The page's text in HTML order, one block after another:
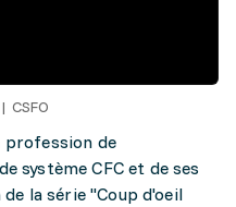
CSFO
profession de
système CFC et de ses
la série "Coup d'oeil